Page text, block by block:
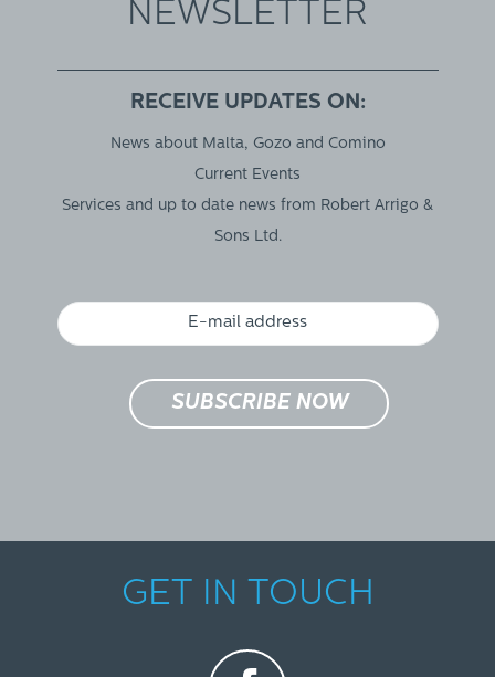
NEWSLETTER
RECEIVE UPDATES ON:
News about Malta, Gozo and Comino
Current Events
Services and up to date news from Robert Arrigo &
Sons Ltd.
GET IN TOUCH